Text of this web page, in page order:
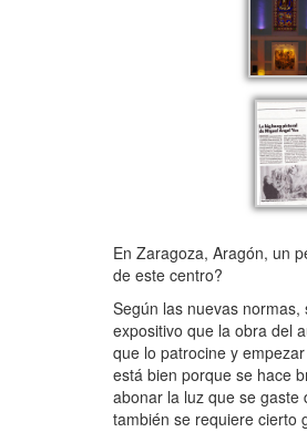
En Zaragoza, Aragón, un
de este centro?
Según las nuevas
expositivo que la obra del
que lo patrocine y
está bien porque se hace
abonar la luz que se
también se requiere cierto